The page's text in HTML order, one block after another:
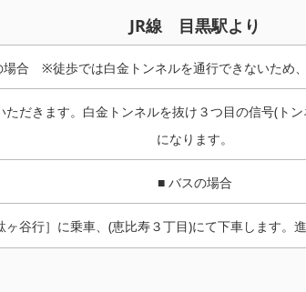
JR線 目黒駅より
合 ※徒歩では白金トンネルを通行できないため
だきます。白金トンネルを抜け３つ目の信号(ト
になります。
■ バスの場合
谷行］に乗車、(恵比寿３丁目)にて下車します。